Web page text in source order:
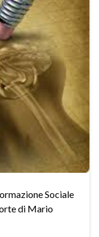
Sociale
di Mario